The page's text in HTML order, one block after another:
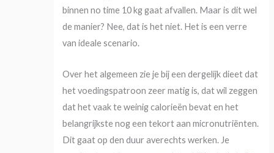
binnen no time 10 kg gaat afvallen. Maar is dit wel
de manier? Nee, dat is het niet. Het is een verre
van ideale scenario.
Over het algemeen zie je bij een dergelijk dieet dat
het voedingspatroon zeer matig is, dat wil zeggen
dat het vaak te weinig calorieën bevat en het
belangrijkste nog een tekort aan micronutriënten.
Dit gaat op den duur averechts werken. Je